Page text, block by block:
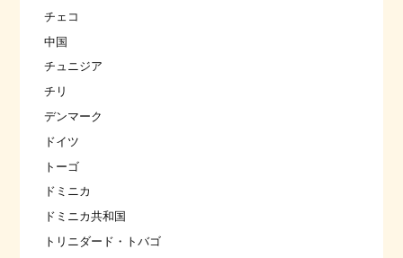
チェコ
中国
チュニジア
チリ
デンマーク
ドイツ
トーゴ
ドミニカ
ドミニカ共和国
トリニダード・トバゴ